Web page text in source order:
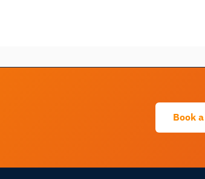
Book
describe lo que quieres
PREGUNTAR SOBRE ESTA PÁGINA